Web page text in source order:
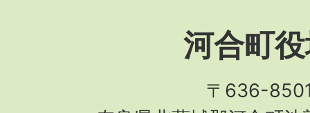
河合町
〒636-